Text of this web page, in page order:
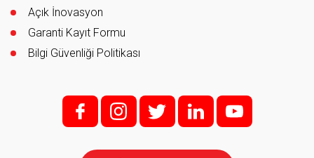
Açık İnovasyon
Garanti Kayıt Formu
Bilgi Güvenliği Politikası
f; i; t l y